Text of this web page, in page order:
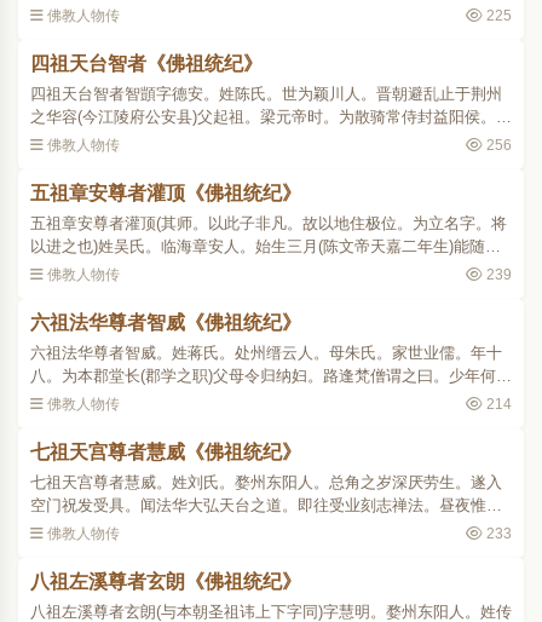
昌四年。梁武帝天监十四年乙未岁也)儿童时。梦梵僧劝令入道。或见
佛教人物传 225
四祖天台智者《佛祖统纪》
四祖天台智者智顗字德安。姓陈氏。世为颖川人。晋朝避乱止于荆州
之华容(今江陵府公安县)父起祖。梁元帝时。为散骑常侍封益阳侯。母
徐氏。梦香烟五采萦回入怀。又尝梦吞白鼠。因觉体重。卜者曰。白
佛教人物传 256
五祖章安尊者灌顶《佛祖统纪》
五祖章安尊者灌顶(其师。以此子非凡。故以地住极位。为立名字。将
以进之也)姓吴氏。临海章安人。始生三月(陈文帝天嘉二年生)能随母
称三宝名。有僧过门谓其母曰。此子非凡因以为名。七岁入摄静寺。
佛教人物传 239
六祖法华尊者智威《佛祖统纪》
六祖法华尊者智威。姓蒋氏。处州缙云人。母朱氏。家世业儒。年十
八。为本郡堂长(郡学之职)父母令归纳妇。路逢梵僧谓之曰。少年何意
欲违昔日重誓耶。因示其五愿曰。一愿临终正念。二愿不堕三途。三
佛教人物传 214
七祖天宫尊者慧威《佛祖统纪》
七祖天宫尊者慧威。姓刘氏。婺州东阳人。总角之岁深厌劳生。遂入
空门祝发受具。闻法华大弘天台之道。即往受业刻志禅法。昼夜惟勤
三观法门。顿获开悟。时人见其深入威师之室。遂以小威师称之。后
佛教人物传 233
八祖左溪尊者玄朗《佛祖统纪》
八祖左溪尊者玄朗(与本朝圣祖讳上下字同)字慧明。婺州东阳人。姓传